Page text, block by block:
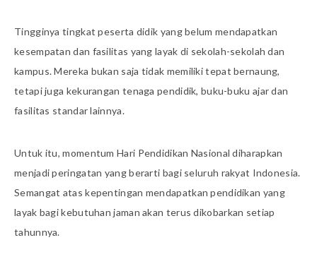
Tingginya tingkat peserta didik yang belum mendapatkan
kesempatan dan fasilitas yang layak di sekolah-sekolah dan
kampus. Mereka bukan saja tidak memiliki tepat bernaung,
tetapi juga kekurangan tenaga pendidik, buku-buku ajar dan
fasilitas standar lainnya.
Untuk itu, momentum Hari Pendidikan Nasional diharapkan
menjadi peringatan yang berarti bagi seluruh rakyat Indonesia.
Semangat atas kepentingan mendapatkan pendidikan yang
layak bagi kebutuhan jaman akan terus dikobarkan setiap
tahunnya.